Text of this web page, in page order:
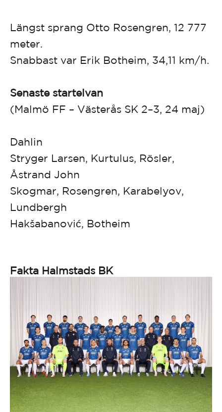
Längst sprang Otto Rosengren, 12 777
meter.
Snabbast var Erik Botheim, 34,11 km/h.
Senaste startelvan
(Malmö FF – Västerås SK 2–3, 24 maj)
Dahlin
Stryger Larsen, Kurtulus, Rösler,
Åstrand John
Skogmar, Rosengren, Karabelyov,
Lundbergh
Hakšabanović, Botheim
Fakta Halmstads BK